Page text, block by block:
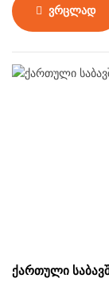
როგორცვრცლად
ქართული